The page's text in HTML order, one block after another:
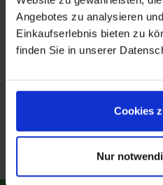
Angebotes zu analysieren
Einkaufserlebnis bieten zu
finden Sie in unserer
Cookies
Nur
Harley Davidson
94901-03
51,39 €